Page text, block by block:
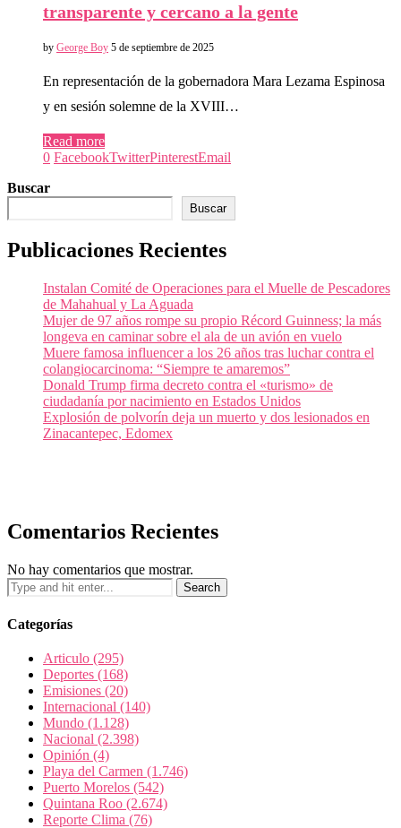
transparente y cercano a la gente
by George Boy 5 de septiembre de 2025
En representación de la gobernadora Mara Lezama Espinosa
y en sesión solemne de la XVIII…
Read more
0 FacebookTwitterPinterestEmail
Buscar
Buscar
Publicaciones Recientes
Instalan Comité de Operaciones para el Muelle de Pescadores
de Mahahual y La Aguada
Mujer de 97 años rompe su propio Récord Guinness; la más
longeva en caminar sobre el ala de un avión en vuelo
Muere famosa influencer a los 26 años tras luchar contra el
colangiocarcinoma: “Siempre te amaremos”
Donald Trump firma decreto contra el «turismo» de
ciudadanía por nacimiento en Estados Unidos
Explosión de polvorín deja un muerto y dos lesionados en
Zinacantepec, Edomex
Comentarios Recientes
No hay comentarios que mostrar.
Categorías
Articulo (295)
Deportes (168)
Emisiones (20)
Internacional (140)
Mundo (1.128)
Nacional (2.398)
Opinión (4)
Playa del Carmen (1.746)
Puerto Morelos (542)
Quintana Roo (2.674)
Reporte Clima (76)